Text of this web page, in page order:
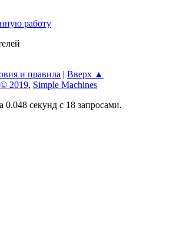
работу
и правила | Вверх ▲
2019, Simple Machines
0.048 секунд с 18 запросами.